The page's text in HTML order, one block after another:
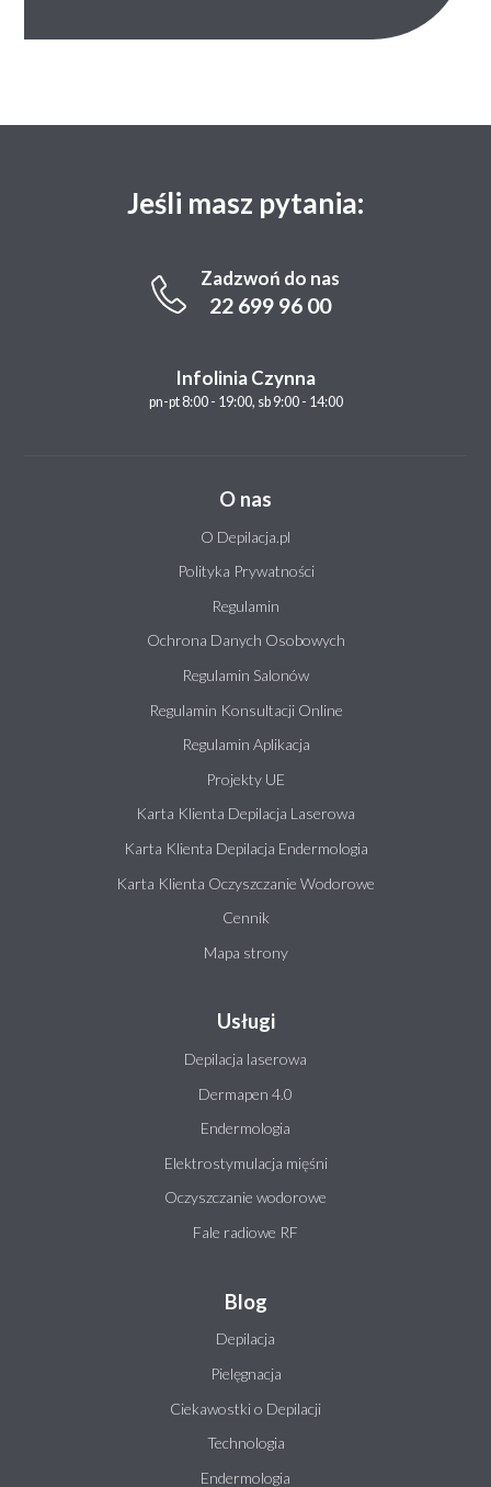
Jeśli masz pytania:
Zadzwoń do nas
22 699 96 00
Infolinia Czynna
pn-pt 8:00 - 19:00, sb 9:00 - 14:00
O nas
O Depilacja.pl
Polityka Prywatności
Regulamin
Ochrona Danych Osobowych
Regulamin Salonów
Regulamin Konsultacji Online
Regulamin Aplikacja
Projekty UE
Karta Klienta Depilacja Laserowa
Karta Klienta Depilacja Endermologia
Karta Klienta Oczyszczanie Wodorowe
Cennik
Mapa strony
Usługi
Depilacja laserowa
Dermapen 4.0
Endermologia
Elektrostymulacja mięśni
Oczyszczanie wodorowe
Fale radiowe RF
Blog
Depilacja
Pielęgnacja
Ciekawostki o Depilacji
Technologia
Endermologia